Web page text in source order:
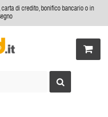
di credito, bonifico bancario o in